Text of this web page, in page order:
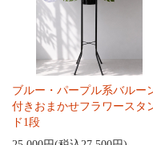
ブルー・パープル系バルー
付きおまかせフラワースタ
ド1段